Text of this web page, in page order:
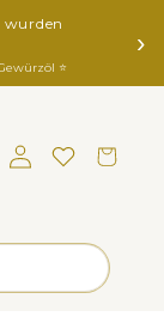
wurden
⭐️
›
Merkliste
Warenkorb